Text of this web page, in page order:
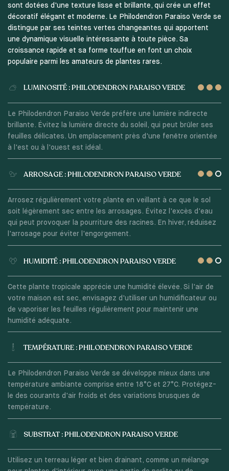
sont dotées d'une texture lisse et brillante, qui crée un effet
décoratif élégant et moderne. Le Philodendron Paraiso Verde se
distingue par ses teintes vertes changeantes qui apportent
une dynamique visuelle intéressante à toute pièce. Sa
croissance rapide et sa forme touffue en font un choix
populaire parmi les amateurs de plantes rares.
LUMINOSITÉ : PHILODENDRON PARAISO VERDE
Le Philodendron Paraiso Verde préfère une lumière indirecte
brillante. Évitez la lumière directe du soleil, qui peut brûler ses
feuilles délicates. Un emplacement près d'une fenêtre orientée
à l'est ou à l'ouest est idéal.
ARROSAGE : PHILODENDRON PARAISO VERDE
Arrosez régulièrement votre plante en veillant à ce que le sol
soit légèrement sec entre les arrosages. Évitez l'excès d'eau
qui peut provoquer la pourriture des racines. En hiver, réduisez
l'arrosage pour éviter l'engorgement.
HUMIDITÉ : PHILODENDRON PARAISO VERDE
Cette plante tropicale apprécie une humidité élevée. Si l'air de
votre maison est sec, envisagez d'utiliser un humidificateur ou
de vaporiser les feuilles régulièrement pour maintenir une
humidité adéquate.
TEMPÉRATURE : PHILODENDRON PARAISO VERDE
Le Philodendron Paraiso Verde se développe mieux dans une
température ambiante comprise entre 18°C et 27°C. Protégez-
le des courants d'air froids et des variations brusques de
température.
SUBSTRAT : PHILODENDRON PARAISO VERDE
Utilisez un terreau léger et bien drainant, comme un mélange